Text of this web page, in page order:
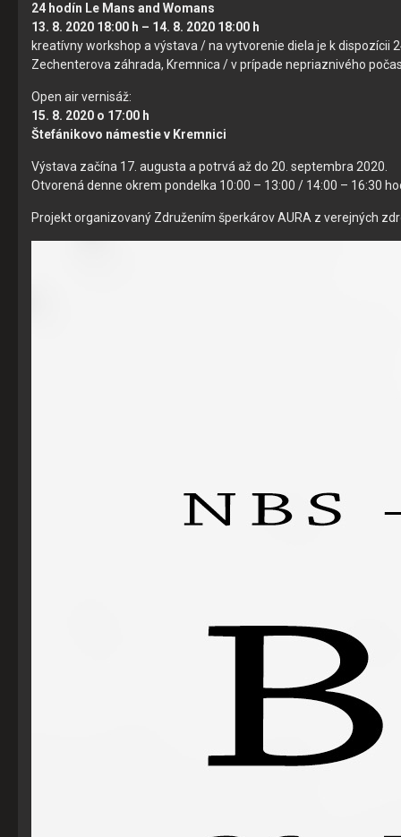
24 hodín Le Mans and Womans
13. 8. 2020 18:00 h – 14. 8. 2020 18:00 h
kreatívny workshop a výstava / na vytvorenie diela je k dispozícii
Zechenterova záhrada, Kremnica / v prípade
Open air vernisáž:
15. 8. 2020 o 17:00 h
Štefánikovo námestie v Kremnici
Výstava začína 17. augusta a potrvá až do 20. septembra 2020.
Otvorená denne okrem pondelka 10:00 – 13:00 / 14:00 – 16:30
Projekt organizovaný Združením šperkárov AURA z verejných